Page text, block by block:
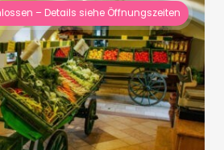
– Details siehe Öffnungszeiten